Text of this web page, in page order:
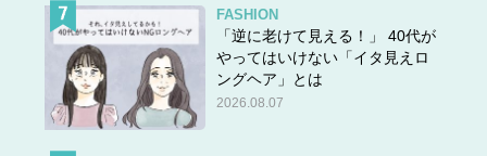
FASHION
「逆に老けて見える！」 40代が
やってはいけない「イタ見えロ
ングヘア」とは
2026.08.07